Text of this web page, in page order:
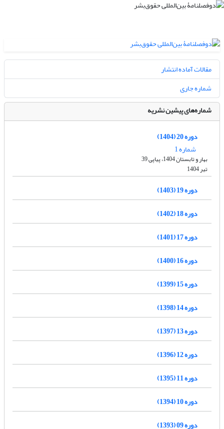
مقالات آماده انتشار
شماره جاری
شماره‌های پیشین نشریه
دوره 20 (1404)
شماره 1
بهار و تابستان 1404، پیاپی 39
تیر 1404
دوره 19 (1403)
دوره 18 (1402)
دوره 17 (1401)
دوره 16 (1400)
دوره 15 (1399)
دوره 14 (1398)
دوره 13 (1397)
دوره 12 (1396)
دوره 11 (1395)
دوره 10 (1394)
دوره 09 (1393)